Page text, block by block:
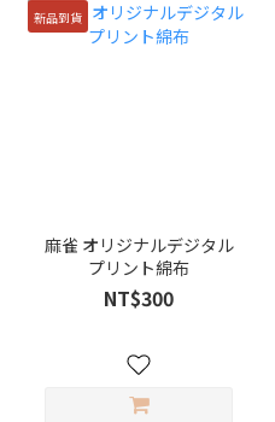
新品到貨
麻雀 オリジナルデジタル
プリント綿布
NT$300